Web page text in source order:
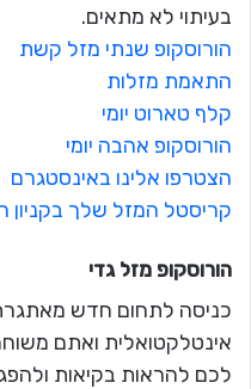
בעיתוי לא מתאים.
הורוסקופ שנתי מזל קשת
התאמת מזלות
קלף טארוט יומי
הורוסקופ אהבה יומי
הצטרפו אלינו באינסטגרם
קריסטל המזל שלך בקניון
הורוסקופ מזל גדי
כניסה לתחום חדש
אינטלקטואלית ואתם
לכם להראות בקיאות